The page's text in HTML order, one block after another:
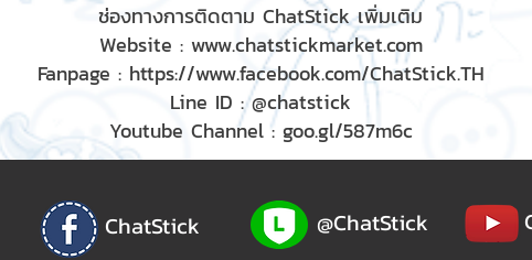
ช่องทางการติดตาม ChatStick เพิ่มเติม
Website : www.chatstickmarket.com
Fanpage : https://www.facebook.com/ChatStick.TH
Line ID : @chatstick
Youtube Channel : goo.gl/587m6c
ChatStick @ChatStick